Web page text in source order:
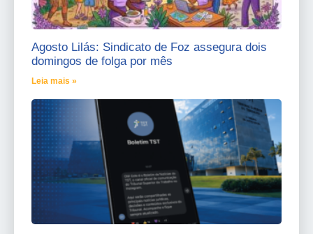
Agosto Lilás: Sindicato de Foz assegura dois
domingos de folga por mês
Leia mais »